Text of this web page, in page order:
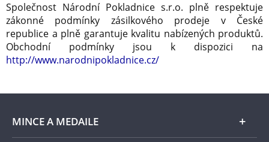
Společnost Národní Pokladnice s.r.o. plně respektuje
zákonné podmínky zásilkového prodeje v České
republice a plně garantuje kvalitu nabízených produktů.
Obchodní podmínky jsou k dispozici na
http://www.narodnipokladnice.cz/
MINCE A MEDAILE